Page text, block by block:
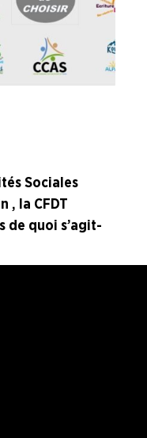
Sociales
, la CFDT
de quoi s’agit-